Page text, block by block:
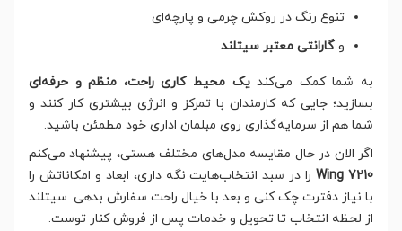
تنوع رنگ در روکش چرمی و پارچه‌ای
و گارانتی معتبر سیتلند
به شما کمک می‌کندیک محیط کاری راحت، منظم و حرفه‌ای
بسازید؛ جایی که کارمندان با تمرکز و انرژی بیشتری کار کنند و
شما هم از سرمایه‌گذاری روی مبلمان اداری خود مطمئن باشید.
اگر الان در حال مقایسه مدل‌های مختلف هستی، پیشنهاد می‌کنم
Wing 7210را در سبد انتخاب‌هایت نگه داری، ابعاد و امکاناتش را
با نیاز دفترت چک کنی و بعد با خیال راحت سفارش بدهی. سیتلند
از لحظه انتخاب تا تحویل و خدمات پس از فروش کنار توست.